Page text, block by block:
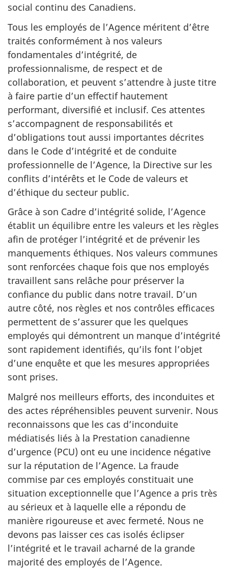
social continu des Canadiens.
Tous les employés de l’Agence méritent d’être
traités conformément à nos valeurs
fondamentales d’intégrité, de
professionnalisme, de respect et de
collaboration, et peuvent s’attendre à juste titre
à faire partie d’un effectif hautement
performant, diversifié et inclusif. Ces attentes
s’accompagnent de responsabilités et
d’obligations tout aussi importantes décrites
dans le Code d’intégrité et de conduite
professionnelle de l’Agence, la Directive sur les
conflits d’intérêts et le Code de valeurs et
d’éthique du secteur public.
Grâce à son Cadre d’intégrité solide, l’Agence
établit un équilibre entre les valeurs et les règles
afin de protéger l’intégrité et de prévenir les
manquements éthiques. Nos valeurs communes
sont renforcées chaque fois que nos employés
travaillent sans relâche pour préserver la
confiance du public dans notre travail. D’un
autre côté, nos règles et nos contrôles efficaces
permettent de s’assurer que les quelques
employés qui démontrent un manque d’intégrité
sont rapidement identifiés, qu’ils font l’objet
d’une enquête et que les mesures appropriées
sont prises.
Malgré nos meilleurs efforts, des inconduites et
des actes répréhensibles peuvent survenir. Nous
reconnaissons que les cas d’inconduite
médiatisés liés à la Prestation canadienne
d’urgence (PCU) ont eu une incidence négative
sur la réputation de l’Agence. La fraude
commise par ces employés constituait une
situation exceptionnelle que l’Agence a pris très
au sérieux et à laquelle elle a répondu de
manière rigoureuse et avec fermeté. Nous ne
devons pas laisser ces cas isolés éclipser
l’intégrité et le travail acharné de la grande
majorité des employés de l’Agence.